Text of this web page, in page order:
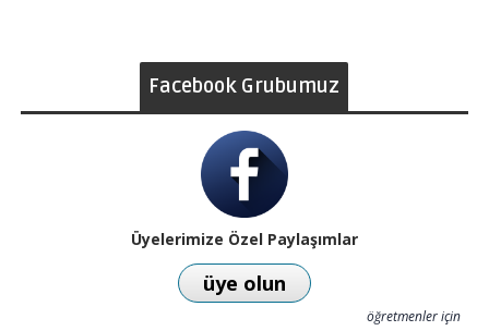
Facebook Grubumuz
Üyelerimize Özel Paylaşımlar
üye olun
öğretmenler için